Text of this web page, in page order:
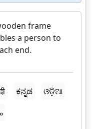
frame
a person to
end.
ಕನ್ನಡ
ଓଡ଼ିଆ